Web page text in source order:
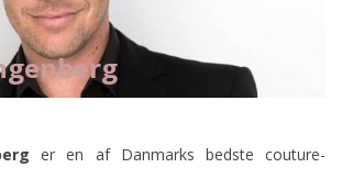
er en af Danmarks bedste couture-